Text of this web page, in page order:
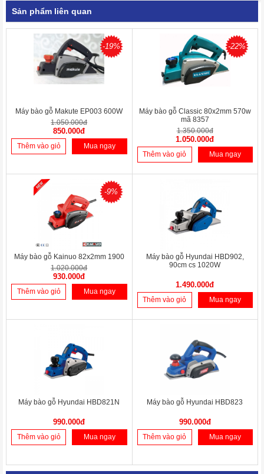
Sản phẩm liên quan
-19%
Máy bào gỗ Makute EP003 600W
1.050.000đ
850.000đ
Thêm vào giỏ Mua ngay
-22%
Máy bào gỗ Classic 80x2mm 570w
mã 8357
1.350.000đ
1.050.000đ
Thêm vào giỏ Mua ngay
-9%
Máy bào gỗ Kainuo 82x2mm 1900
1.020.000đ
930.000đ
Thêm vào giỏ Mua ngay
Máy bào gỗ Hyundai HBD902,
90cm cs 1020W
1.490.000đ
Thêm vào giỏ Mua ngay
Máy bào gỗ Hyundai HBD821N
990.000đ
Thêm vào giỏ Mua ngay
Máy bào gỗ Hyundai HBD823
990.000đ
Thêm vào giỏ Mua ngay